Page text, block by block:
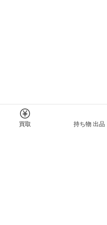
買取 持ち物 出品